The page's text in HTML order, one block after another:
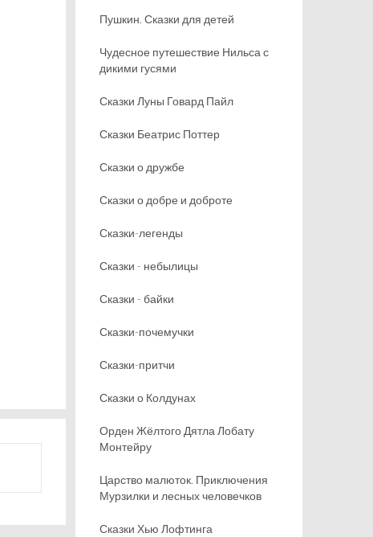
Пушкин. Сказки для детей
Чудесное путешествие Нильса с
дикими гусями
Сказки Луны Говард Пайл
Сказки Беатрис Поттер
Сказки о дружбе
Сказки о добре и доброте
Сказки-легенды
Сказки - небылицы
Сказки - байки
Сказки-почемучки
Сказки-притчи
Сказки о Колдунах
Орден Жёлтого Дятла Лобату
Монтейру
Царство малюток. Приключения
Мурзилки и лесных человечков
Сказки Хью Лофтинга